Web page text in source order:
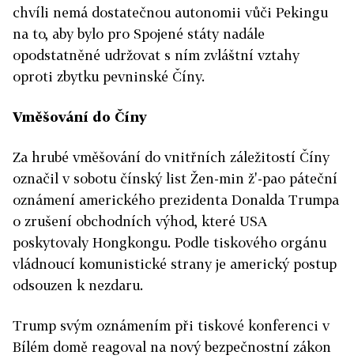
chvíli nemá dostatečnou autonomii vůči Pekingu
na to, aby bylo pro Spojené státy nadále
opodstatněné udržovat s ním zvláštní vztahy
oproti zbytku pevninské Číny.
Vměšování do Číny
Za hrubé vměšování do vnitřních záležitostí Číny
označil v sobotu čínský list Žen-min ž'-pao páteční
oznámení amerického prezidenta Donalda Trumpa
o zrušení obchodních výhod, které USA
poskytovaly Hongkongu. Podle tiskového orgánu
vládnoucí komunistické strany je americký postup
odsouzen k nezdaru.
Trump svým oznámením při tiskové konferenci v
Bílém domě reagoval na nový bezpečnostní zákon